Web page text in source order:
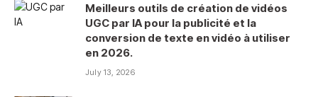
Meilleurs outils de création de vidéos
UGC par IA pour la publicité et la
conversion de texte en vidéo à utiliser
en 2026.
July 13, 2026